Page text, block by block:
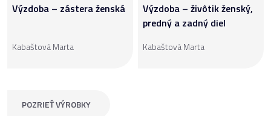
Výzdoba – zástera ženská
Kabaštová Marta
Výzdoba – živôtik ženský,
predný a zadný diel
Kabaštová Marta
POZRIEŤ VÝROBKY